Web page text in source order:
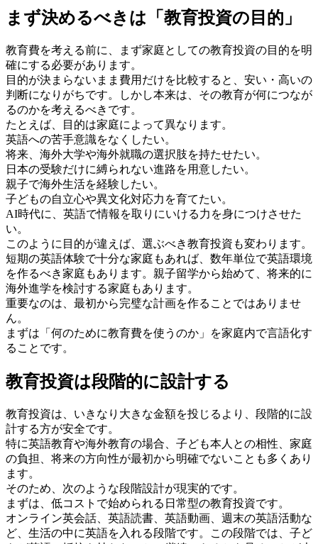
まず決めるべきは「教育投資の目的」
教育費を考える前に、まず家庭としての教育投資の目的を明
確にする必要があります。
目的が決まらないまま費用だけを比較すると、安い・高いの
判断になりがちです。しかし本来は、その教育が何につなが
るのかを考えるべきです。
たとえば、目的は家庭によって異なります。
英語への苦手意識をなくしたい。
将来、海外大学や海外就職の選択肢を持たせたい。
日本の受験だけに縛られない進路を用意したい。
親子で海外生活を経験したい。
子どもの自立心や異文化対応力を育てたい。
AI時代に、英語で情報を取りにいける力を身につけさせた
い。
このように目的が違えば、選ぶべき教育投資も変わります。
短期の英語体験で十分な家庭もあれば、数年単位で英語環境
を作るべき家庭もあります。親子留学から始めて、将来的に
海外進学を検討する家庭もあります。
重要なのは、最初から完璧な計画を作ることではありませ
ん。
まずは「何のために教育費を使うのか」を家庭内で言語化す
ることです。
教育投資は段階的に設計する
教育投資は、いきなり大きな金額を投じるより、段階的に設
計する方が安全です。
特に英語教育や海外教育の場合、子ども本人との相性、家庭
の負担、将来の方向性が最初から明確でないことも多くあり
ます。
そのため、次のような段階設計が現実的です。
まずは、低コストで始められる日常型の教育投資です。
オンライン英会話、英語読書、英語動画、週末の英語活動な
ど、生活の中に英語を入れる段階です。この段階では、子ど